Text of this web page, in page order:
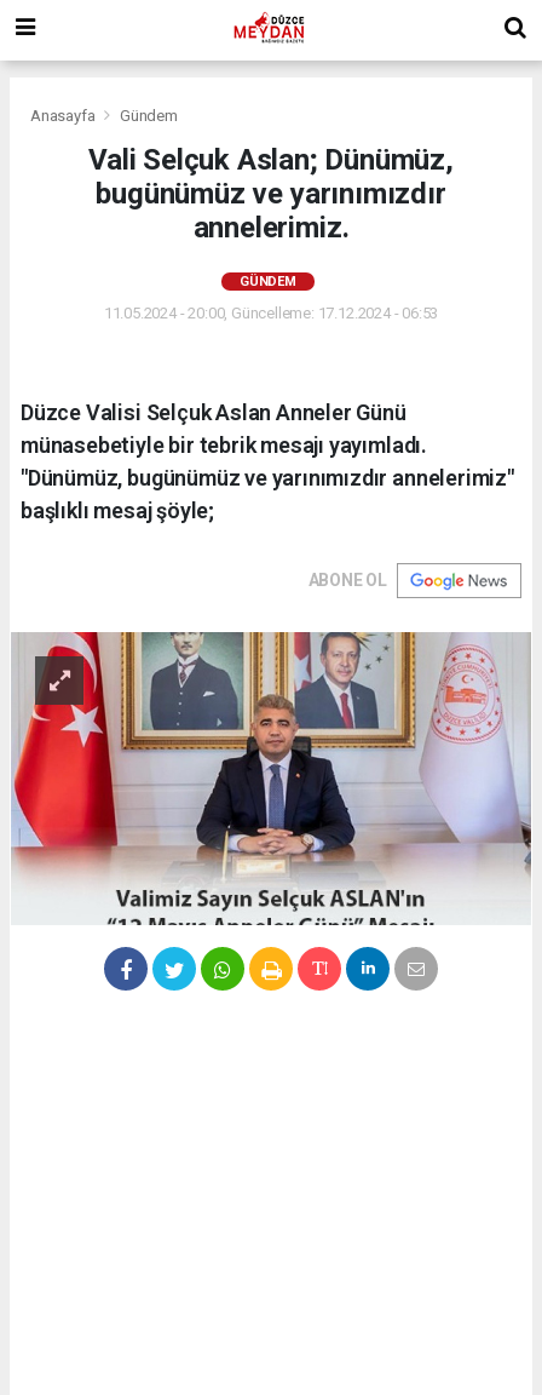
Anasayfa Gündem
Vali Selçuk Aslan; Dünümüz,
bugünümüz ve yarınımızdır
annelerimiz.
GÜNDEM
11.05.2024 - 20:00, Güncelleme: 17.12.2024 - 06:53
Düzce Valisi Selçuk Aslan Anneler Günü
münasebetiyle bir tebrik mesajı yayımladı.
"Dünümüz, bugünümüz ve yarınımızdır annelerimiz"
başlıklı mesaj şöyle;
ABONE OL